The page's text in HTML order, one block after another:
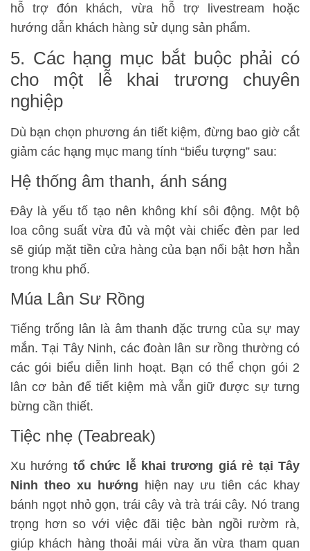
hỗ trợ đón khách, vừa hỗ trợ livestream hoặc
hướng dẫn khách hàng sử dụng sản phẩm.
5. Các hạng mục bắt buộc phải có
cho một lễ khai trương chuyên
nghiệp
Dù bạn chọn phương án tiết kiệm, đừng bao giờ cắt
giảm các hạng mục mang tính “biểu tượng” sau:
Hệ thống âm thanh, ánh sáng
Đây là yếu tố tạo nên không khí sôi động. Một bộ
loa công suất vừa đủ và một vài chiếc đèn par led
sẽ giúp mặt tiền cửa hàng của bạn nổi bật hơn hẳn
trong khu phố.
Múa Lân Sư Rồng
Tiếng trống lân là âm thanh đặc trưng của sự may
mắn. Tại Tây Ninh, các đoàn lân sư rồng thường có
các gói biểu diễn linh hoạt. Bạn có thể chọn gói 2
lân cơ bản để tiết kiệm mà vẫn giữ được sự tưng
bừng cần thiết.
Tiệc nhẹ (Teabreak)
Xu hướng tổ chức lễ khai trương giá rẻ tại Tây
Ninh theo xu hướng hiện nay ưu tiên các khay
bánh ngọt nhỏ gọn, trái cây và trà trái cây. Nó trang
trọng hơn so với việc đãi tiệc bàn ngồi rườm rà,
giúp khách hàng thoải mái vừa ăn vừa tham quan